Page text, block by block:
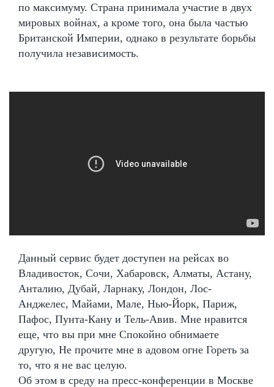
по максимуму. Страна принимала участие в двух
мировых войнах, а кроме того, она была частью
Британской Империи, однако в результате борьбы
получила независимость.
Данный сервис будет доступен на рейсах во
Владивосток, Сочи, Хабаровск, Алматы, Астану,
Анталию, Дубай, Ларнаку, Лондон, Лос-
Анджелес, Майами, Мале, Нью-Йорк, Париж,
Пафос, Пунта-Кану и Тель-Авив. Мне нравится
еще, что вы при мне Спокойно обнимаете
другую, Не прочите мне в адовом огне Гореть за
то, что я не вас целую.
Об этом в среду на пресс-конференции в Москве